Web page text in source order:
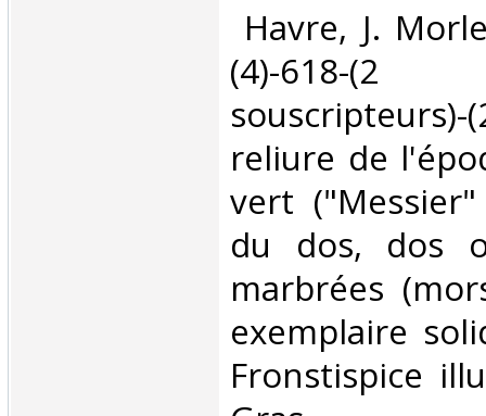
Havre, J.
(4)-618-
reliure de
vert
du dos, dos
marbrées
exemplaire
Fronstispice